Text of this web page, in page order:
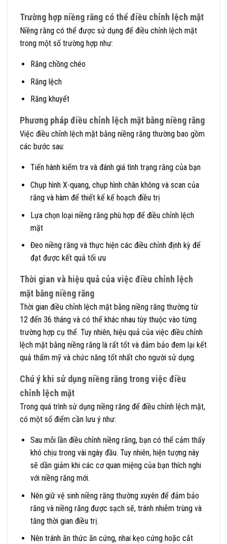
Trường hợp niềng răng có thể điều chỉnh lệch mặt
Niềng răng có thể được sử dụng để điều chỉnh lệch mặt
trong một số trường hợp như:
Răng chồng chéo
Răng lệch
Răng khuyết
Phương pháp điều chỉnh lệch mặt bằng niềng răng
Việc điều chỉnh lệch mặt bằng niềng răng thường bao gồm
các bước sau:
Tiến hành kiểm tra và đánh giá tình trạng răng của bạn
Chụp hình X-quang, chụp hình chân không và scan của
răng và hàm để thiết kế kế hoạch điều trị
Lựa chọn loại niềng răng phù hợp để điều chỉnh lệch
mặt
Đeo niềng răng và thực hiện các điều chỉnh định kỳ để
đạt được kết quả tối ưu
Thời gian và hiệu quả của việc điều chỉnh lệch
mặt bằng niềng răng
Thời gian điều chỉnh lệch mặt bằng niềng răng thường từ
12 đến 36 tháng và có thể khác nhau tùy thuộc vào từng
trường hợp cụ thể. Tuy nhiên, hiệu quả của việc điều chỉnh
lệch mặt bằng niềng răng là rất tốt và đảm bảo đem lại kết
quả thẩm mỹ và chức năng tốt nhất cho người sử dụng.
Chú ý khi sử dụng niềng răng trong việc điều
chỉnh lệch mặt
Trong quá trình sử dụng niềng răng để điều chỉnh lệch mặt,
có một số điểm cần lưu ý như:
Sau mỗi lần điều chỉnh niềng răng, bạn có thể cảm thấy
khó chịu trong vài ngày đầu. Tuy nhiên, hiện tượng này
sẽ dần giảm khi các cơ quan miệng của bạn thích nghi
với niềng răng mới.
Nên giữ vệ sinh niềng răng thường xuyên để đảm bảo
răng và niềng răng được sạch sẽ, tránh nhiễm trùng và
tăng thời gian điều trị.
Nên tránh ăn thức ăn cứng, nhai kẹo cứng hoặc cắt